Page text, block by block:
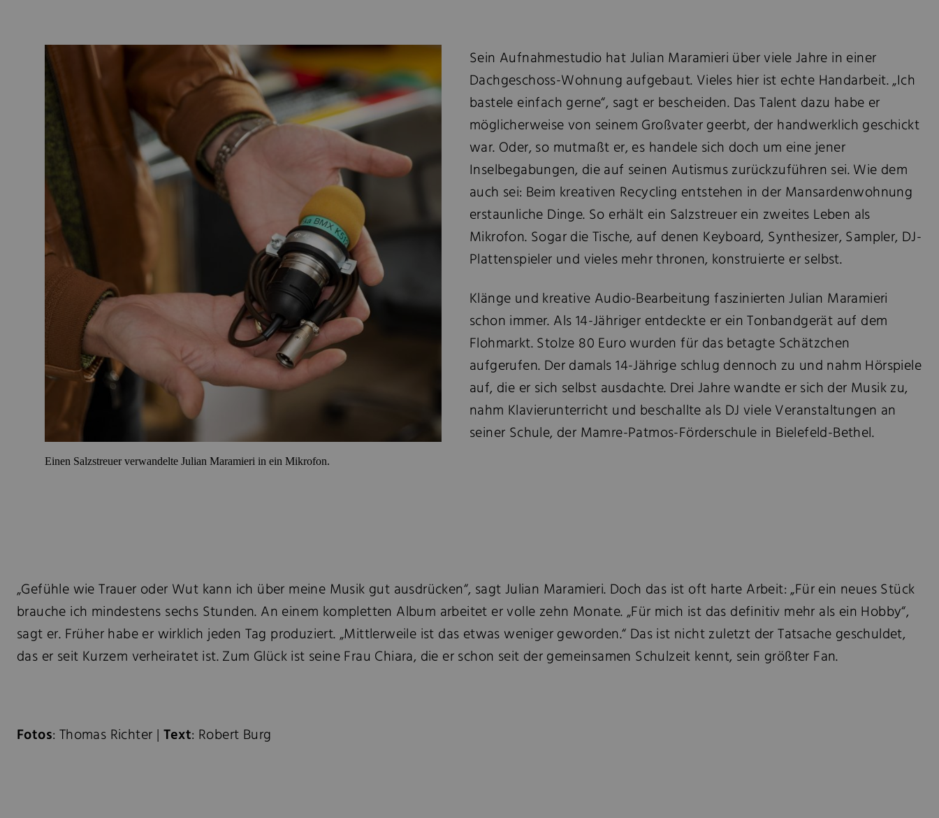
Einen Salzstreuer verwandelte Julian Maramieri in ein Mikrofon.
Sein Aufnahmestudio hat Julian Maramieri über viele Jahre in einer
Dachgeschoss-Wohnung aufgebaut. Vieles hier ist echte Handarbeit. „Ich
bastele einfach gerne“, sagt er bescheiden. Das Talent dazu habe er
möglicherweise von seinem Großvater geerbt, der handwerklich geschickt
war. Oder, so mutmaßt er, es handele sich doch um eine jener
Inselbegabungen, die auf seinen Autismus zurückzuführen sei. Wie dem
auch sei: Beim kreativen Recycling entstehen in der Mansardenwohnung
erstaunliche Dinge. So erhält ein Salzstreuer ein zweites Leben als
Mikrofon. Sogar die Tische, auf denen Keyboard, Synthesizer, Sampler, DJ-
Plattenspieler und vieles mehr thronen, konstruierte er selbst.
Klänge und kreative Audio-Bearbeitung faszinierten Julian Maramieri
schon immer. Als 14-Jähriger entdeckte er ein Tonbandgerät auf dem
Flohmarkt. Stolze 80 Euro wurden für das betagte Schätzchen
aufgerufen. Der damals 14-Jährige schlug dennoch zu und nahm Hörspiele
auf, die er sich selbst ausdachte. Drei Jahre wandte er sich der Musik zu,
nahm Klavierunterricht und beschallte als DJ viele Veranstaltungen an
seiner Schule, der Mamre-Patmos-Förderschule in Bielefeld-Bethel.
„Gefühle wie Trauer oder Wut kann ich über meine Musik gut ausdrücken“, sagt Julian Maramieri. Doch das ist oft harte Arbeit: „Für ein neues Stück
brauche ich mindestens sechs Stunden. An einem kompletten Album arbeitet er volle zehn Monate. „Für mich ist das definitiv mehr als ein Hobby“,
sagt er. Früher habe er wirklich jeden Tag produziert. „Mittlerweile ist das etwas weniger geworden.“ Das ist nicht zuletzt der Tatsache geschuldet,
das er seit Kurzem verheiratet ist. Zum Glück ist seine Frau Chiara, die er schon seit der gemeinsamen Schulzeit kennt, sein größter Fan.
Fotos: Thomas Richter | Text: Robert Burg